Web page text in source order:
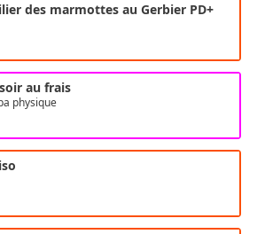
des marmottes au Gerbier PD+
au frais
physique